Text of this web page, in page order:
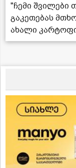
"ჩემი შვილები
გაკეთებას
ახალი